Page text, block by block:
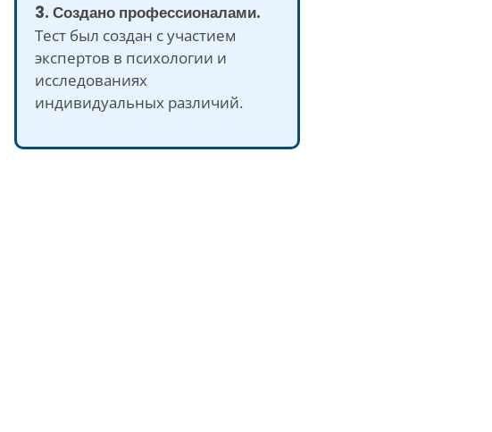
3. Создано профессионалами.
Тест был создан с участием
экспертов в психологии и
исследованиях
индивидуальных различий.